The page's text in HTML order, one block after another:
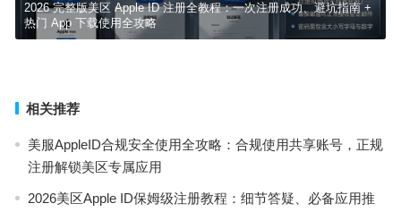
2026 完整版美区 Apple ID 注册全教程：一次注册成功、避坑指南 +
热门 App 下载使用全攻略
2026苹果iOS美区Apple ID免费共享账号｜最新可用注册使用教程
相关推荐
美服AppleID合规安全使用全攻略：合规使用共享账号，正规
注册解锁美区专属应用
2026美区Apple ID保姆级注册教程：细节答疑、必备应用推